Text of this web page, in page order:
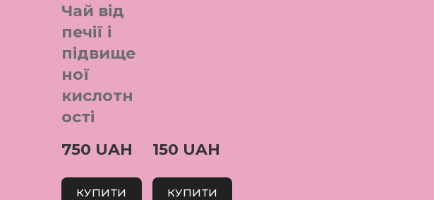
Чай від
печії і
підвище
ної
кислотн
ості
750 UAH
КУПИТИ
150 UAH
КУПИТИ